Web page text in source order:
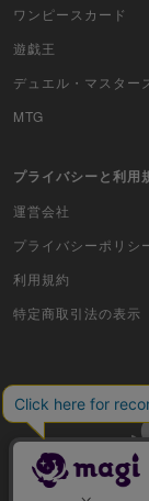
ドラゴンボー
バディファイ
Z/X（ゼクス
スポーツ
アイカツ
アクエリアン
アンジュ・
イナズマイ
ワンピースカード
遊戯王
デュエル・マスター
MTG
プライバシーと利用
運営会社
プライバシーポリシ
利用規約
特定商取引法の表示